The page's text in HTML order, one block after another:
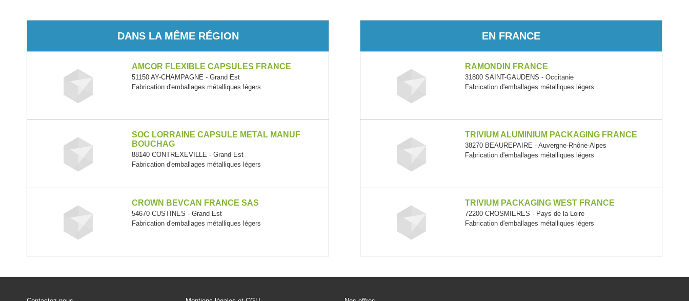
DANS LA MÊME RÉGION
AMCOR FLEXIBLE CAPSULES FRANCE
51150 AY-CHAMPAGNE - Grand Est
Fabrication d'emballages métalliques légers
SOC LORRAINE CAPSULE METAL MANUF
BOUCHAG
88140 CONTREXEVILLE - Grand Est
Fabrication d'emballages métalliques légers
CROWN BEVCAN FRANCE SAS
54670 CUSTINES - Grand Est
Fabrication d'emballages métalliques légers
EN FRANCE
RAMONDIN FRANCE
31800 SAINT-GAUDENS - Occitanie
Fabrication d'emballages métalliques légers
TRIVIUM ALUMINIUM PACKAGING FRANCE
38270 BEAUREPAIRE - Auvergne-Rhône-Alpes
Fabrication d'emballages métalliques légers
TRIVIUM PACKAGING WEST FRANCE
72200 CROSMIERES - Pays de la Loire
Fabrication d'emballages métalliques légers